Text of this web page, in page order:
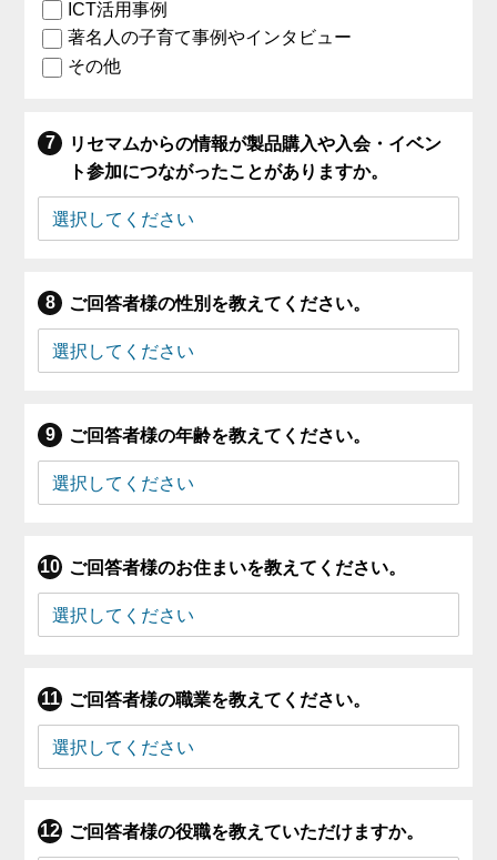
ICT活用事例
著名人の子育て事例やインタビュー
その他
リセマムからの情報が製品購入や入会・イベン
ト参加につながったことがありますか。
ご回答者様の性別を教えてください。
ご回答者様の年齢を教えてください。
ご回答者様のお住まいを教えてください。
ご回答者様の職業を教えてください。
ご回答者様の役職を教えていただけますか。